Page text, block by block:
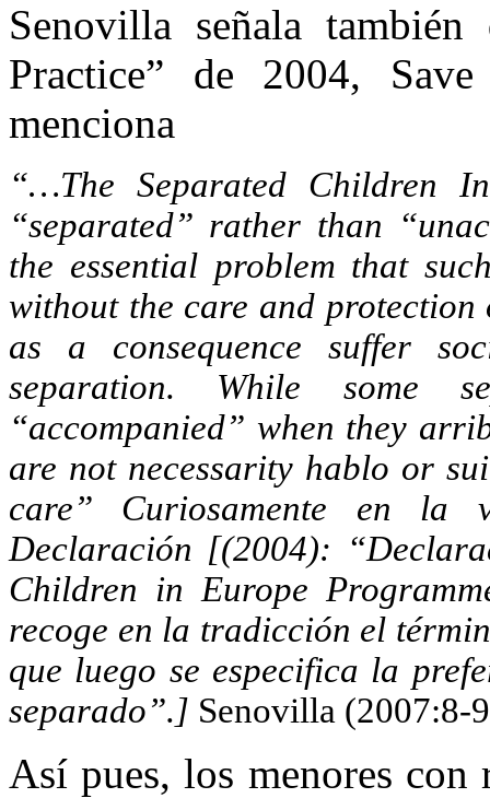
Senovilla señala
Practice” de 2004,
menciona
“…The Separated Children
“separated” rather than “
the essential problem that
without the care and
as a consequence suffer
separation. While some
“accompanied” when they
are not necessarity hablo or
care” Curiosamente en la
Declaración [(2004): “
Children in Europe
recoge en la tradicción el
que luego se especifica la
separado”.] Senovilla (2007:8-
Así pues, los menores con